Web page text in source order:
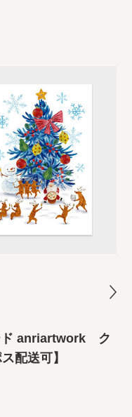
ド anriartwork ク
配送可】